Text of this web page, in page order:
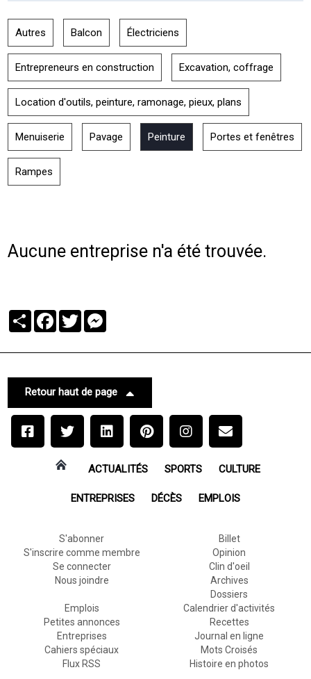
Autres Balcon Électriciens
Entrepreneurs en construction Excavation, coffrage
Location d'outils, peinture, ramonage, pieux, plans
Menuiserie Pavage Peinture Portes et fenêtres
Rampes
Aucune entreprise n'a été trouvée.
PartagerFacebook
Twitter
Retour haut de page
ACTUALITÉS SPORTS CULTURE
ENTREPRISES DÉCÈS EMPLOIS
S'abonner
S'inscrire comme membre
Se connecter
Nous joindre
Billet
Opinion
Clin d'oeil
Archives
Dossiers
Emplois
Petites annonces
Entreprises
Cahiers spéciaux
Flux RSS
Calendrier d'activités
Recettes
Journal en ligne
Mots Croisés
Histoire en photos